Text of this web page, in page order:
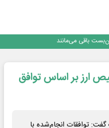
باقی می‌مانند
ارز بر اساس توافق
توافقات انجام‌شده با